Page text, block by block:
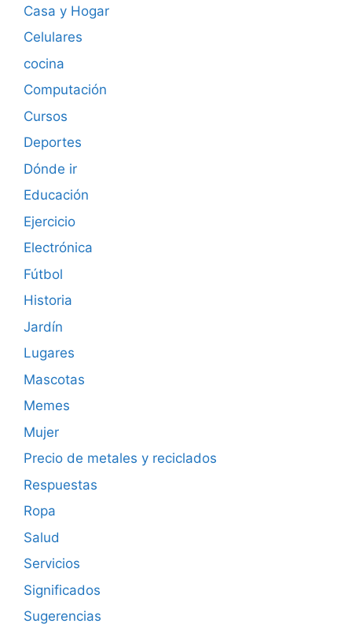
Casa y Hogar
Celulares
cocina
Computación
Cursos
Deportes
Dónde ir
Educación
Ejercicio
Electrónica
Fútbol
Historia
Jardín
Lugares
Mascotas
Memes
Mujer
Precio de metales y reciclados
Respuestas
Ropa
Salud
Servicios
Significados
Sugerencias